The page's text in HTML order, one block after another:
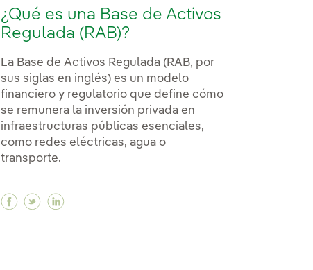
¿Qué es una Base de Activos
Regulada (RAB)?
La Base de Activos Regulada (RAB, por
sus siglas en inglés) es un modelo
financiero y regulatorio que define cómo
se remunera la inversión privada en
infraestructuras públicas esenciales,
como redes eléctricas, agua o
transporte.
Facebook ¿Qué es una Base de Activos Regulada
Twitter ¿Qué es una Base de Activos Regulada